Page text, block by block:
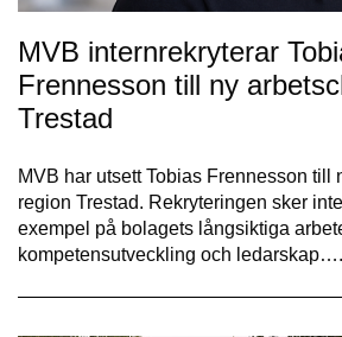
MVB internrekryterar
Frennesson till ny
Trestad
MVB har utsett Tobias Frennesson till
region Trestad. Rekryteringen sker
exempel på bolagets långsiktiga
kompetensutveckling och ledarskap….